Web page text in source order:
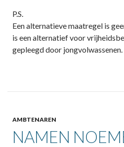
P.S.
Een alternatieve maatregel is
is een alternatief voor
gepleegd door jongvolwassenen.
AMBTENAREN
NAMEN